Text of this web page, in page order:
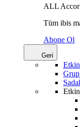
ALL
Tüm ibis
Abone Ol
Geri